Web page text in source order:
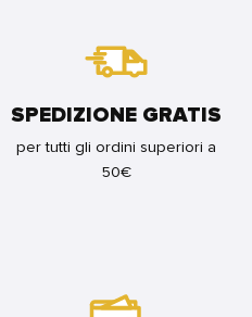
SPEDIZIONE GRATIS
per tutti gli ordini superiori a
50€